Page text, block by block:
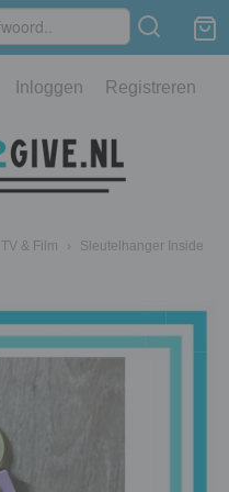
Inloggen Registreren
TV & Film ›
Sleutelhanger Inside